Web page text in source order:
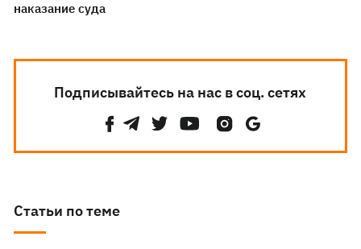
наказание суда
Подписывайтесь на нас в соц. сетях
Статьи по теме